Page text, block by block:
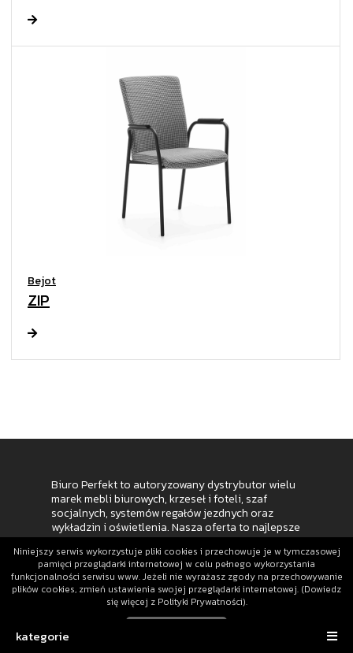
kategorie
Bejot
ZIP
Biuro Perfekt to autoryzowany dystrybutor wielu
marek mebli biurowych, krzeseł i foteli, szaf
socjalnych, systemów regałów jezdnych oraz
wykładzin i oświetlenia. Nasza oferta to najlepsze
dostępne na rynku rozwiązania, od segmentu
ekonomicznego do klasy premium. Zapewniamy
wsparcie i pomoc naszych pracowników już od
etapu tworzenia koncepcji po realizację, ponieważ
kompleksowe rozwiązania to nasza specjalność.
©2021 Biuro Perfekt
Polityka prywatności
Niniejszy serwis wykorzystuje pliki cookies i przechowuje je w tymczasowej
pamięci przeglądarki internetowej w celu pełnego wykorzystania
funkcjonalności serwisu www. Jeżeli nie wyrażasz zgody na przechowywanie
plików cookies, zmień ustawienia swojej przeglądarki internetowej. (Dowiedz
się więcej z Polityki Prywatności).